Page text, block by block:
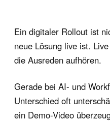
Ein digitaler Rollout ist
neue Lösung live ist.
die Ausreden aufhören.
Gerade bei AI- und
Unterschied oft
ein Demo-Video